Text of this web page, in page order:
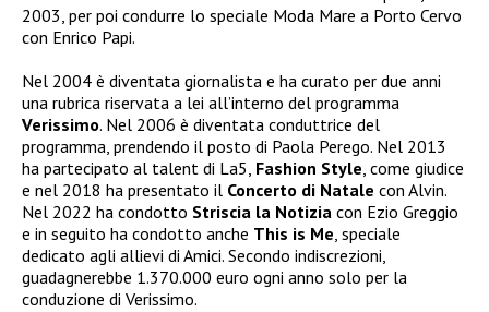
2003, per poi condurre lo speciale Moda Mare a Porto Cervo
con Enrico Papi.
Nel 2004 è diventata giornalista e ha curato per due anni
una rubrica riservata a lei all’interno del programma
Verissimo. Nel 2006 è diventata conduttrice del
programma, prendendo il posto di Paola Perego. Nel 2013
ha partecipato al talent di La5, Fashion Style, come giudice
e nel 2018 ha presentato il Concerto di Natale con Alvin.
Nel 2022 ha condotto Striscia la Notizia con Ezio Greggio
e in seguito ha condotto anche This is Me, speciale
dedicato agli allievi di Amici. Secondo indiscrezioni,
guadagnerebbe 1.370.000 euro ogni anno solo per la
conduzione di Verissimo.